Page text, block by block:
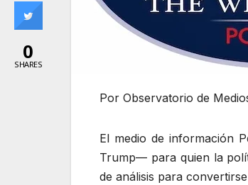
Por Observatorio de
El medio de información
Trump— para quien la
de análisis para
0
SHARES